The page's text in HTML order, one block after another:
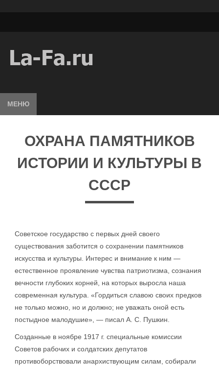
МЕНЮ
ОХРАНА ПАМЯТНИКОВ
ИСТОРИИ И КУЛЬТУРЫ В
СССР
Советское государство с первых дней своего
существования заботится о сохранении памятников
искусства и культуры. Интерес и внимание к ним —
естественное проявление чувства патриотизма, сознания
вечности глубоких корней, на которых выросла наша
современная культура. «Гордиться славою своих предков
не только можно, но и должно; не уважать оной есть
постыдное малодушие», — писал А. С. Пушкин.
Созданные в ноябре 1917 г. специальные комиссии
Советов рабочих и солдатских депутатов
противоборствовали анархиствующим силам, собирали